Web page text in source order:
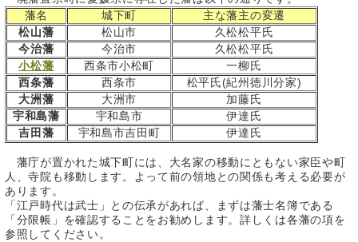
藩名
城下町
主な藩主の変遷
松山藩
松山市
久松松平氏
今治藩
今治市
久松松平氏
小松藩
西条市小松町
一柳氏
西条藩
西条市
松平氏(紀州徳川分家)
大洲藩
大洲市
加藤氏
宇和島藩
宇和島市
伊達氏
吉田藩
宇和島市吉田町 伊達氏
藩庁が置かれた城下町には、大名家の移動にともない家臣や町
人、寺院も移動します。よって前の領地との関係も考える必要が
あります。
「江戸時代は武士」との伝承があれば、まずは藩士名簿である
「分限帳」を確認することをお勧めします。詳しくは各藩の項を
参照してください。